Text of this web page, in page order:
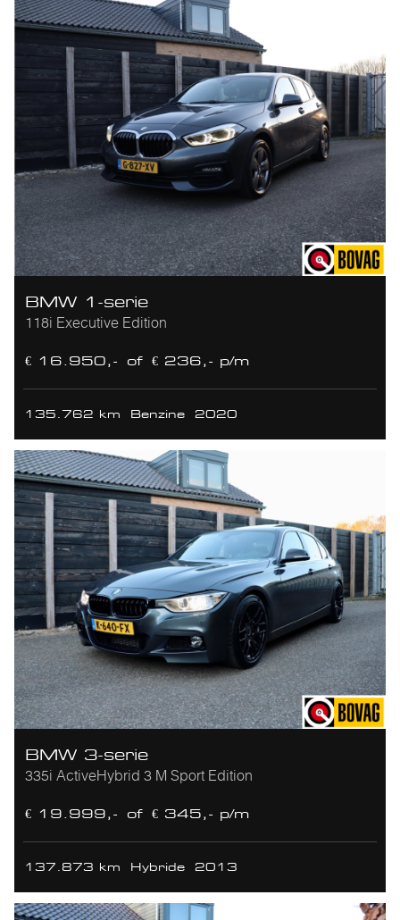
BMW 1-serie
118i Executive Edition
€ 16.950,- of € 236,- p/m
135.762 km Benzine 2020
BMW 3-serie
335i ActiveHybrid 3 M Sport Edition
€ 19.999,- of € 345,- p/m
137.873 km Hybride 2013